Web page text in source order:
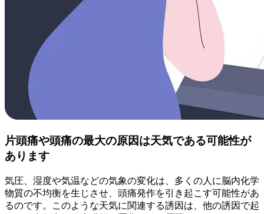
片頭痛や頭痛の最大の原因は天気である可能性が
あります
気圧、湿度や気温などの気象の変化は、多くの人に脳内化学
物質の不均衡を生じさせ、頭痛発作を引き起こす可能性があ
るのです。このような天気に関連する誘因は、他の誘因で起